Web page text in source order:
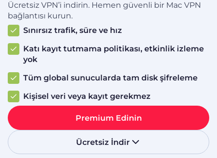
Ücretsiz VPN’i indirin. Hemen güvenli bir Mac VPN
bağlantısı kurun.
Sınırsız trafik, süre ve hız
Katı kayıt tutmama politikası, etkinlik izleme
yok
Tüm global sunucularda tam disk şifreleme
Kişisel veri veya kayıt gerekmez
Premium Edinin
Ücretsiz İndir